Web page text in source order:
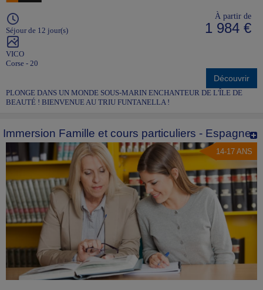
Séjour de 12 jour(s)
VICO
Corse - 20
À partir de
1 984 €
Découvrir
PLONGE DANS UN MONDE SOUS-MARIN ENCHANTEUR DE L'ÎLE DE
BEAUTÉ ! BIENVENUE AU TRIU FUNTANELLA !
Immersion Famille et cours particuliers - Espagne
14-17 ANS